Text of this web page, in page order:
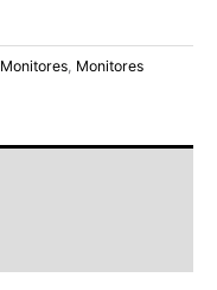
Monitores, Monitores